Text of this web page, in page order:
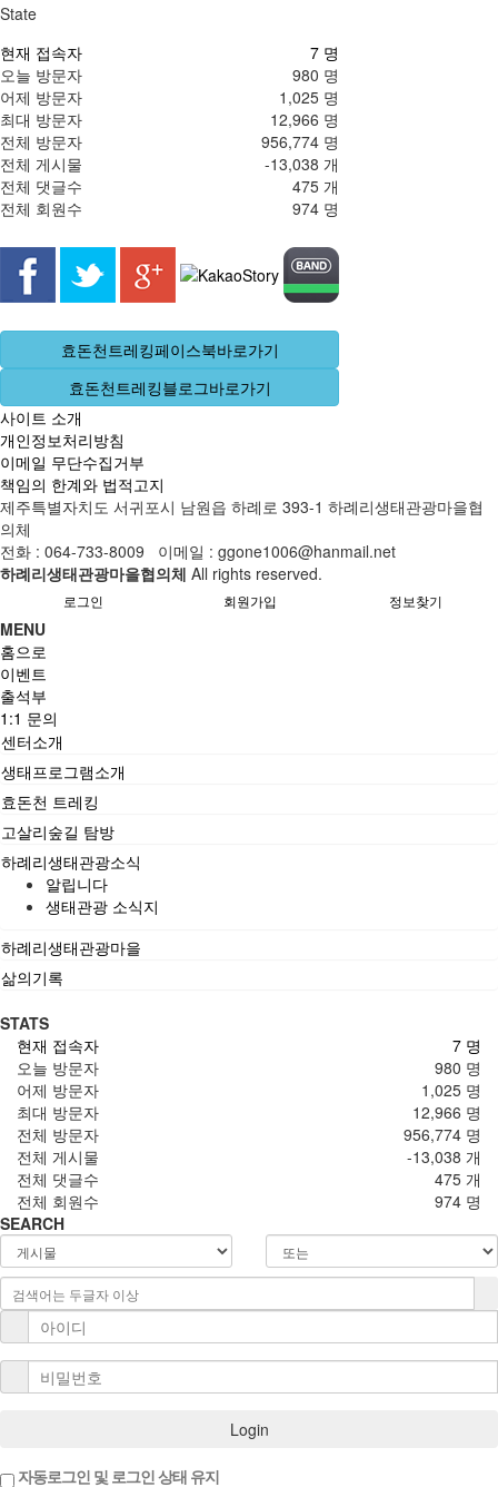
State
현재 접속자
7 명
오늘 방문자
980 명
어제 방문자
1,025 명
최대 방문자
12,966 명
전체 방문자
956,774 명
전체 게시물
-13,038 개
전체 댓글수
475 개
전체 회원수
974 명
효돈천트레킹페이스북바로가기
효돈천트레킹블로그바로가기
사이트 소개
개인정보처리방침
이메일 무단수집거부
책임의 한계와 법적고지
제주특별자치도 서귀포시 남원읍 하례로 393-1 하례리생태관광마을협
의체
전화 : 064-733-8009 이메일 : ggone1006@hanmail.net
하례리생태관광마을협의체 All rights reserved.
로그인 회원가입 정보찾기
MENU
홈으로
이벤트
출석부
1:1 문의
센터소개
생태프로그램소개
효돈천 트레킹
고살리숲길 탐방
하례리생태관광소식
알립니다
생태관광 소식지
하례리생태관광마을
삶의기록
STATS
7 명
현재 접속자
980 명
오늘 방문자
1,025 명
어제 방문자
12,966 명
최대 방문자
956,774 명
전체 방문자
-13,038 개
전체 게시물
475 개
전체 댓글수
974 명
전체 회원수
SEARCH
Login
자동로그인 및 로그인 상태 유지